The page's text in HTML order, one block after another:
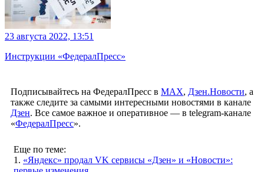
23 августа 2022, 13:51
Инструкции «ФедералПресс»
Подписывайтесь на ФедералПресс в МАХ, Дзен.Новости, а
также следите за самыми интересными новостями в канале
Дзен. Все самое важное и оперативное — в telegram-канале
«ФедералПресс».
Еще по теме:
1. «Яндекс» продал VK сервисы «Дзен» и «Новости»: